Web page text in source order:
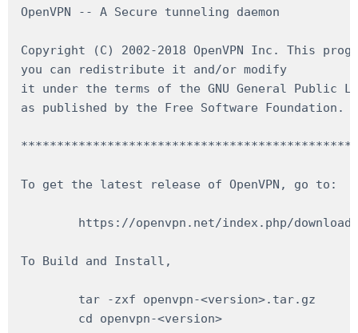
OpenVPN -- A Secure tunneling daemon
Copyright (C) 2002-2018 OpenVPN Inc. This
you can redistribute it and/or modify
it under the terms of the GNU General Public
as published by the Free Software Foundation.
To get the latest release of OpenVPN, go to:
To Build and Install,